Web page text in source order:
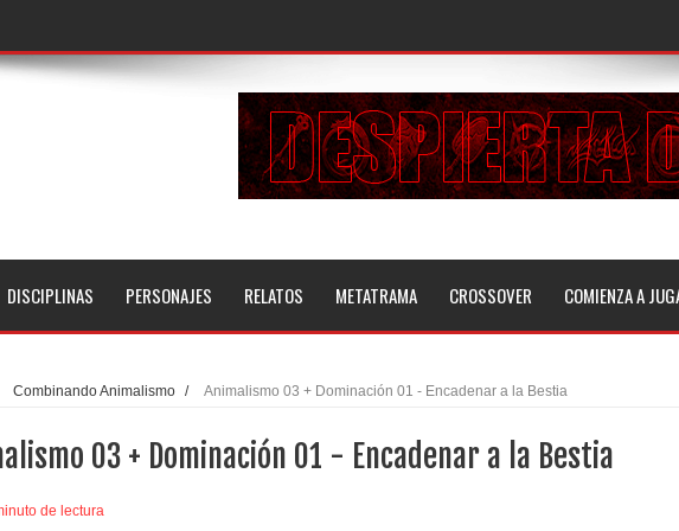
Muerta
DISCIPLINAS PERSONAJES RELATOS METATRAMA CROSSOVER COMIENZA A
Combinando Animalismo / Animalismo 03 + Dominación 01 - Encadenar a la Bestia
03 + Dominación 01 - Encadenar a la Bestia
de lectura